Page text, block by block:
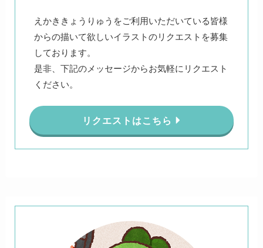
えかききょうりゅうをご利用いただいている皆様
からの描いて欲しいイラストのリクエストを募集
しております。
是非、下記のメッセージからお気軽にリクエスト
ください。
リクエストはこちら